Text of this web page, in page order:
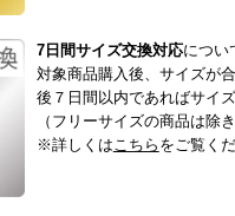
7日間サイズ交換対応につい
対象商品購入後、サイズが
後７日間以内であればサイ
（フリーサイズの商品は除き
※詳しくは こちら をご覧くだ